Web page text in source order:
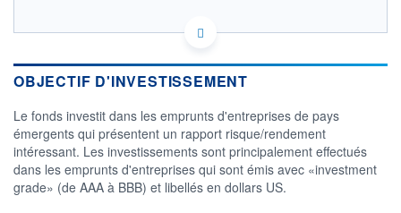
LU1098217729 - Swiss Life Asset Managers
OPCVM DERNIER COURS CONNU AU 06/08/2026
103
104
OBJECTIF D'INVESTISSEMENT
Le fonds investit dans les emprunts d'entreprises de pays
émergents qui présentent un rapport risque/rendement
intéressant. Les investissements sont principalement effectués
dans les emprunts d'entreprises qui sont émis avec «investment
grade» (de AAA à BBB) et libellés en dollars US.